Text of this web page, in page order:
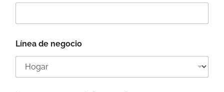
C
u
a
Línea de negocio